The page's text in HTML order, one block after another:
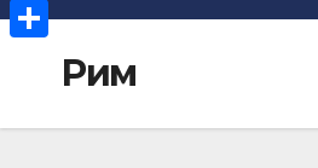
Рим
A g
m
b
O
o
п